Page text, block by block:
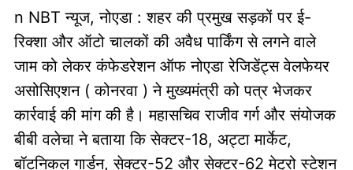
n NBT न्यूज, नोएडा : शहर की प्रमुख सड़कों पर ई-
रिक्शा और ऑटो चालकों की अवैध पार्किंग से लगने वाले
जाम को लेकर कंफेडरेशन ऑफ नोएडा रेजिडेंट्स वेलफेयर
असोसिएशन ( कोनरवा ) ने मुख्यमंत्री को पत्र भेजकर
कार्रवाई की मांग की है। महासचिव राजीव गर्ग और संयोजक
बीबी वलेचा ने बताया कि सेक्टर-18, अट्टा मार्केट,
बॉटनिकल गार्डन, सेक्टर-52 और सेक्टर-62 मेट्रो स्टेशन